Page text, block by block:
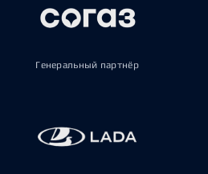
Генеральный партнёр